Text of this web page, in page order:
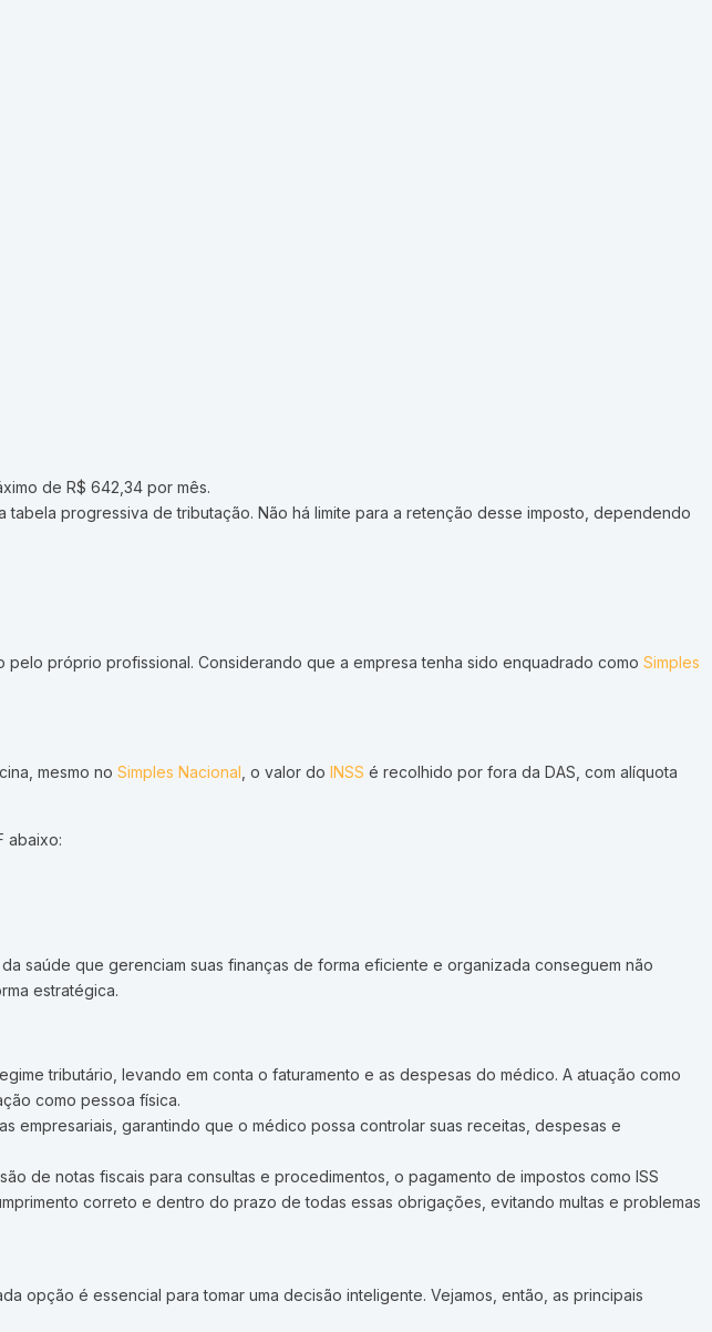
de R$ 642,34 por mês.
tabela progressiva de tributação. Não há limite para a retenção desse imposto, dependendo
pelo próprio profissional. Considerando que a empresa tenha sido enquadrado como Simples
mesmo no Simples Nacional , o valor do INSS é recolhido por fora da DAS, com alíquota
abaixo:
saúde que gerenciam suas finanças de forma eficiente e organizada conseguem não
estratégica.
tributário, levando em conta o faturamento e as despesas do médico. A atuação como
como pessoa física.
empresariais, garantindo que o médico possa controlar suas receitas, despesas e
de notas fiscais para consultas e procedimentos, o pagamento de impostos como ISS
correto e dentro do prazo de todas essas obrigações, evitando multas e problemas
opção é essencial para tomar uma decisão inteligente. Vejamos, então, as principais